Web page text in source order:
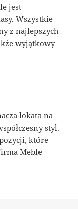
jest
Wszystkie
z najlepszych
wyjątkowy
lokata na
styl.
które
Meble